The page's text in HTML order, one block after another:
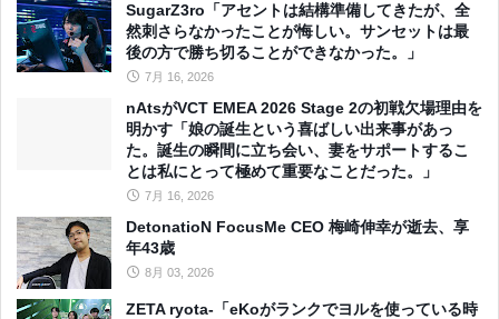
SugarZ3ro「アセントは結構準備してきたが、全
然刺さらなかったことが悔しい。サンセットは最
後の方で勝ち切ることができなかった。」
7月 16, 2026
nAtsがVCT EMEA 2026 Stage 2の初戦欠場理由を
明かす「娘の誕生という喜ばしい出来事があっ
た。誕生の瞬間に立ち会い、妻をサポートするこ
とは私にとって極めて重要なことだった。」
7月 16, 2026
DetonatioN FocusMe CEO 梅崎伸幸が逝去、享
年43歳
8月 03, 2026
ZETA ryota-「eKoがランクでヨルを使っている時